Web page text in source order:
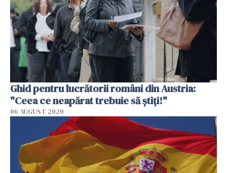
Ghid pentru lucrătorii români din Austria:
"Ceea ce neapărat trebuie să ştiţi!"
06 AUGUST 2020